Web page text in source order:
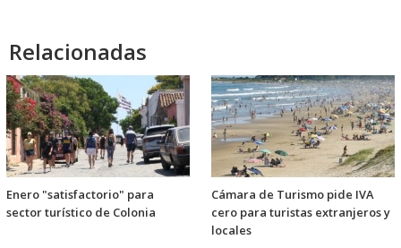
Relacionadas
Enero "satisfactorio" para
sector turístico de Colonia
Cámara de Turismo pide IVA
cero para turistas extranjeros y
locales